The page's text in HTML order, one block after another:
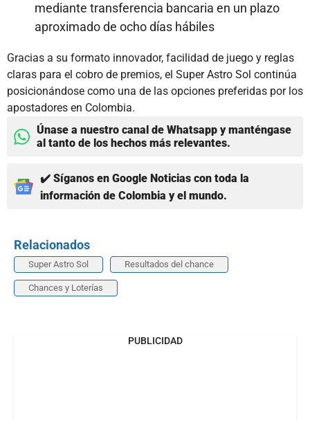
mediante transferencia bancaria en un plazo
aproximado de ocho días hábiles
Gracias a su formato innovador, facilidad de juego y reglas
claras para el cobro de premios, el Super Astro Sol continúa
posicionándose como una de las opciones preferidas por los
apostadores en Colombia.
Únase a nuestro canal de Whatsapp y manténgase
al tanto de los hechos más relevantes.
✔️ Síganos en Google Noticias con toda la
información de Colombia y el mundo.
Relacionados
Super Astro Sol Resultados del chance
Chances y Loterías
PUBLICIDAD